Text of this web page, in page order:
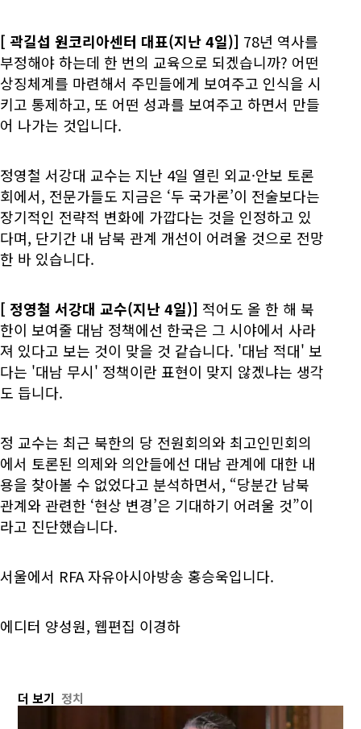
[ 곽길섭 원코리아센터 대표(지난 4일)] 78년 역사를
부정해야 하는데 한 번의 교육으로 되겠습니까? 어떤
상징체계를 마련해서 주민들에게 보여주고 인식을 시
키고 통제하고, 또 어떤 성과를 보여주고 하면서 만들
어 나가는 것입니다.
정영철 서강대 교수는 지난 4일 열린 외교·안보 토론
회에서, 전문가들도 지금은 ‘두 국가론’이 전술보다는
장기적인 전략적 변화에 가깝다는 것을 인정하고 있
다며, 단기간 내 남북 관계 개선이 어려울 것으로 전망
한 바 있습니다.
[ 정영철 서강대 교수(지난 4일)] 적어도 올 한 해 북
한이 보여줄 대남 정책에선 한국은 그 시야에서 사라
져 있다고 보는 것이 맞을 것 같습니다. '대남 적대' 보
다는 '대남 무시' 정책이란 표현이 맞지 않겠냐는 생각
도 듭니다.
정 교수는 최근 북한의 당 전원회의와 최고인민회의
에서 토론된 의제와 의안들에선 대남 관계에 대한 내
용을 찾아볼 수 없었다고 분석하면서, “당분간 남북
관계와 관련한 ‘현상 변경’은 기대하기 어려울 것”이
라고 진단했습니다.
서울에서 RFA 자유아시아방송 홍승욱입니다.
에디터 양성원, 웹편집 이경하
더 보기 정치